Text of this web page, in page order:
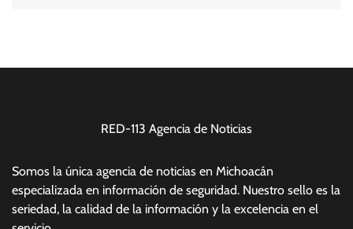
RED-113 Agencia de Noticias
Somos la única agencia de noticias en Michoacán
especializada en información de seguridad. Nuestro sello es la
seriedad, la calidad de la información y la excelencia en el